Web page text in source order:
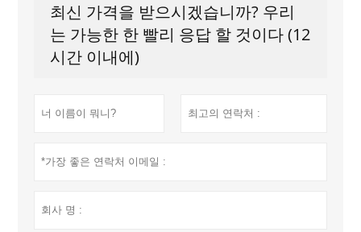
최신 가격을 받으시겠습니까? 우리
는 가능한 한 빨리 응답 할 것이다 (12
시간 이내에)